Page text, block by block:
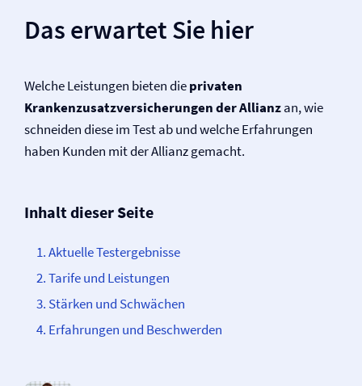
Das erwartet Sie hier
Welche Leistungen bieten dieprivaten
Krankenzusatz­versicherungen der Allianzan, wie
schneiden diese im Test ab und welche Erfahrungen
haben Kunden mit der Allianz gemacht.
Inhalt dieser Seite
Aktuelle Testergebnisse
Tarife und Leistungen
Stärken und Schwächen
Erfahrungen und Beschwerden